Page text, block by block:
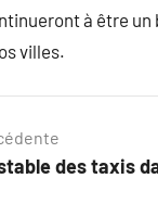
à être un
villes.
des taxis